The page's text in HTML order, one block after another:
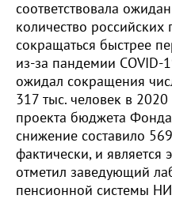
соответствовала
количество российских
сокращаться быстрее
из-за пандемии
ожидал сокращения
317 тыс. человек в 2020
проекта бюджета Фонда
снижение составило
фактически, и
отметил заведующий
пенсионной системы